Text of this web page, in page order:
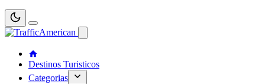
Destinos Turisticos
Categorias